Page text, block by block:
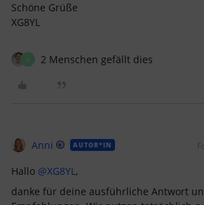
Schöne Grüße
XG8YL
R 2 Menschen gefällt dies
Anni AUTOR*IN
Hallo @XG8YL,
danke für deine ausführliche Antwort